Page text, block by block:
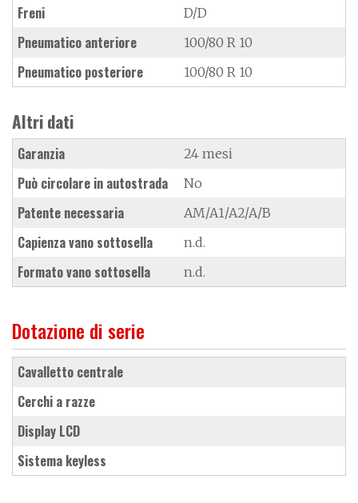
Freni D/D
Pneumatico anteriore 100/80 R 10
Pneumatico posteriore 100/80 R 10
Altri dati
Garanzia 24 mesi
Può circolare in autostrada No
Patente necessaria AM/A1/A2/A/B
Capienza vano sottosella n.d.
Formato vano sottosella n.d.
Dotazione di serie
cavalletto centrale
cerchi a razze
display LCD
sistema keyless